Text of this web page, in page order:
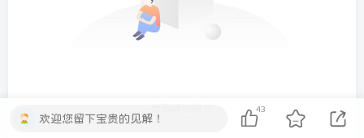
欢迎您留下宝贵的见解！
43